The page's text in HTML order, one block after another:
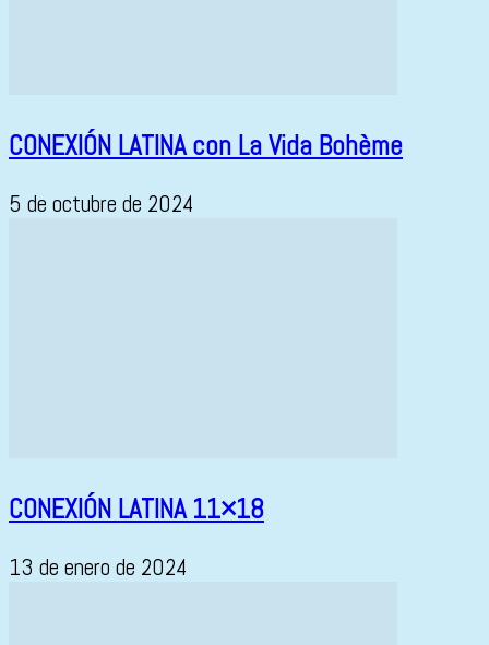
CONEXIÓN LATINA con La Vida Bohème
5 de octubre de 2024
CONEXIÓN LATINA 11×18
13 de enero de 2024